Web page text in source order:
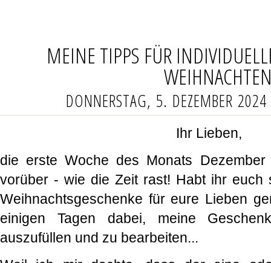
MEINE TIPPS FÜR
DONNERSTAG, 5. DEZEMBER 2024
Ihr Lieben,
die erste Woche des Monats
vorüber - wie die Zeit rast! Habt ihr euch
Weihnachtsgeschenke für eure Lieben
einigen Tagen dabei, meine
auszufüllen und zu bearbeiten...